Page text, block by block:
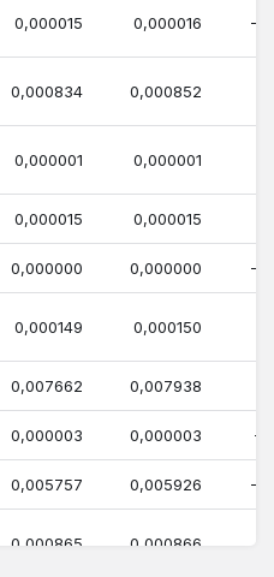
0,000015 0,000016 -
0,000834 0,000852
0,000001 0,000001
0,000015 0,000015
0,000000 0,000000 -
0,000149 0,000150
0,007662 0,007938
0,000003 0,000003 -
0,005757 0,005926 -
0,000865 0,000866